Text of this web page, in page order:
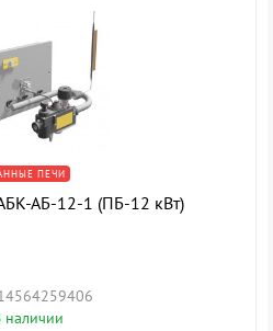
ПЕЧИ
АБ-12-1 (ПБ-12 кВт)
наличии